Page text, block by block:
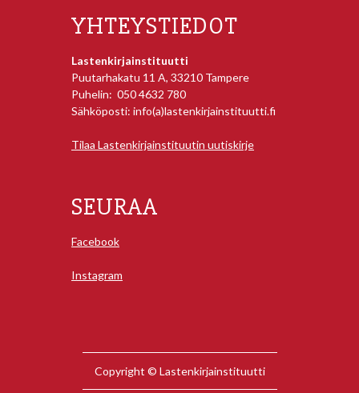
YHTEYSTIEDOT
Lastenkirjainstituutti
Puutarhakatu 11 A, 33210 Tampere
Puhelin: 050 4632 780
Sähköposti: info(a)lastenkirjainstituutti.fi
Tilaa Lastenkirjainstituutin uutiskirje
SEURAA
Facebook
Instagram
Copyright © Lastenkirjainstituutti